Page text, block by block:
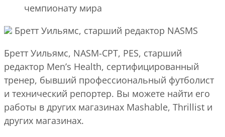
чемпионату мира
Бретт Уильямс, старший редактор NASMS
Бретт Уильямс, NASM-CPT, PES, старший
редактор Men’s Health, сертифицированный
тренер, бывший профессиональный футболист
и технический репортер. Вы можете найти его
работы в других магазинах Mashable, Thrillist и
других магазинах.